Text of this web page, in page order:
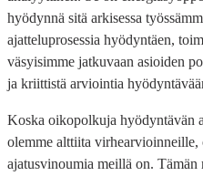
hyödynnä sitä arkisessa
ajatteluprosessia hyödyntäen,
väsyisimme jatkuvaan asioiden
ja kriittistä arviointia
Koska oikopolkuja hyödyntävän
olemme alttiita virhearvioinneille,
ajatusvinoumia meillä on.